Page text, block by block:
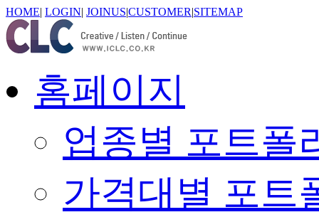
HOME| LOGIN| JOINUS|CUSTOMER|SITEMAP
홈페이지
업종별 포트폴
가격대별 포트